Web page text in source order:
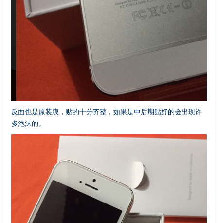
反面也是原装膜，贴的十分齐整，如果是中后期贴好的会出现许
多泡沫的。